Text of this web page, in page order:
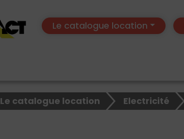
Le catalogue location
Le catalogue location Electricité